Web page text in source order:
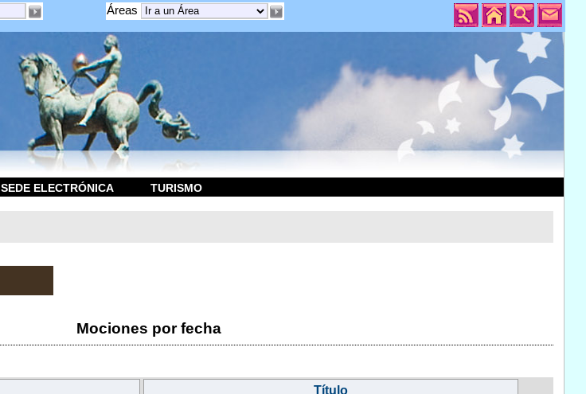
Áreas
SEDE ELECTRÓNICA TURISMO
Mociones por fecha
Título